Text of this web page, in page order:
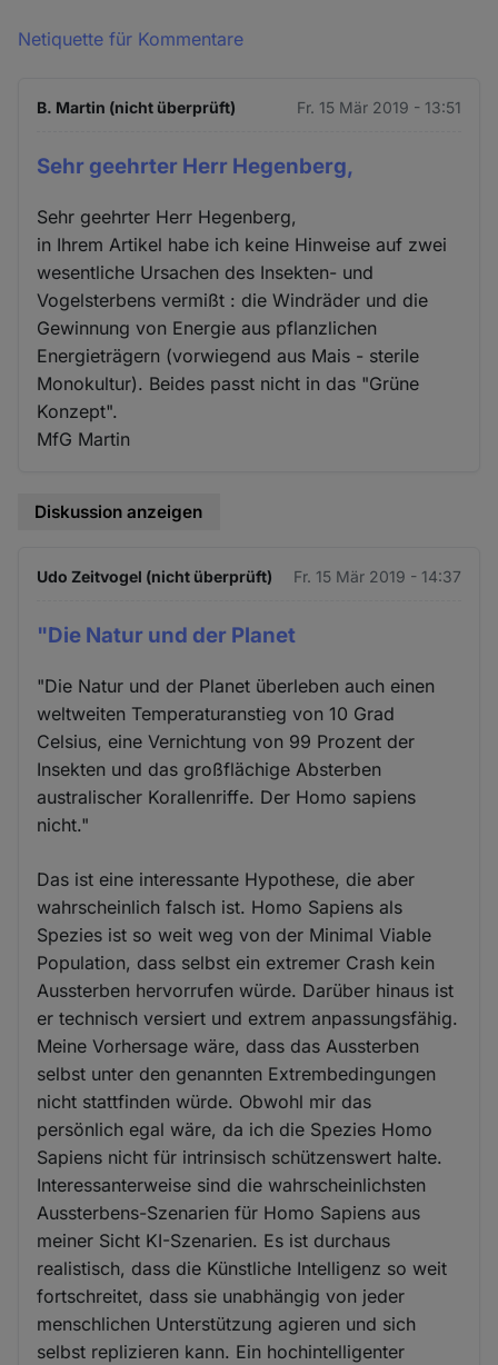
Netiquette für Kommentare
B. Martin (nicht überprüft) Fr. 15 Mär 2019 - 13:51
Sehr geehrter Herr Hegenberg,
Sehr geehrter Herr Hegenberg,
in Ihrem Artikel habe ich keine Hinweise auf zwei
wesentliche Ursachen des Insekten- und
Vogelsterbens vermißt : die Windräder und die
Gewinnung von Energie aus pflanzlichen
Energieträgern (vorwiegend aus Mais - sterile
Monokultur). Beides passt nicht in das "Grüne
Konzept".
MfG Martin
Diskussion anzeigen
Udo Zeitvogel (nicht überprüft) Fr. 15 Mär 2019 - 14:37
"Die Natur und der Planet
"Die Natur und der Planet überleben auch einen
weltweiten Temperaturanstieg von 10 Grad
Celsius, eine Vernichtung von 99 Prozent der
Insekten und das großflächige Absterben
australischer Korallenriffe. Der Homo sapiens
nicht."
Das ist eine interessante Hypothese, die aber
wahrscheinlich falsch ist. Homo Sapiens als
Spezies ist so weit weg von der Minimal Viable
Population, dass selbst ein extremer Crash kein
Aussterben hervorrufen würde. Darüber hinaus ist
er technisch versiert und extrem anpassungsfähig.
Meine Vorhersage wäre, dass das Aussterben
selbst unter den genannten Extrembedingungen
nicht stattfinden würde. Obwohl mir das
persönlich egal wäre, da ich die Spezies Homo
Sapiens nicht für intrinsisch schützenswert halte.
Interessanterweise sind die wahrscheinlichsten
Aussterbens-Szenarien für Homo Sapiens aus
meiner Sicht KI-Szenarien. Es ist durchaus
realistisch, dass die Künstliche Intelligenz so weit
fortschreitet, dass sie unabhängig von jeder
menschlichen Unterstützung agieren und sich
selbst replizieren kann. Ein hochintelligenter